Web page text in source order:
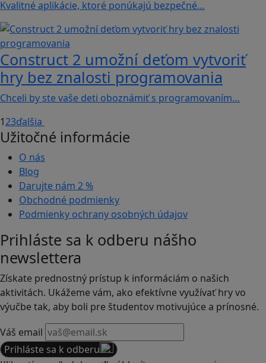
Kvalitné aplikácie, ktoré ponúkajú bezpečné…
Construct 2 umožní deťom vytvoriť
hry bez znalosti programovania
Chceli by ste vaše deti oboznámiť s programovaním…
123ďalšia
Užitočné informácie
O nás
Blog
Darujte nám 2 %
Obchodné podmienky
Podmienky ochrany osobných údajov
Prihláste sa k odberu nášho
newslettera
Získate prednostný prístup k informáciám o našich
aktivitách. Ukážeme vám, ako efektívne využívať hry vo
výučbe tak, aby boli pre študentov motivujúce a prínosné.
Váš email
Prihláste sa k odberu